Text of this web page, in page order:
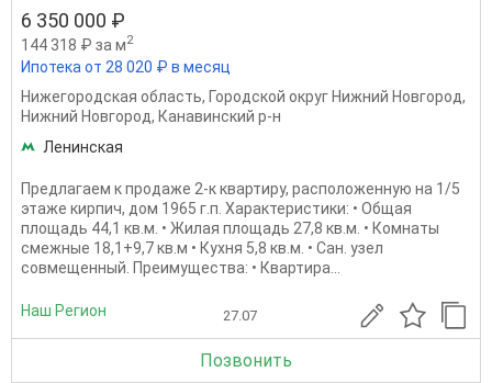
6 350 000 ₽
144 318 ₽ за м2
Ипотека от 28 020 ₽ в месяц
Нижегородская область, Городской округ Нижний Новгород,
Нижний Новгород, Канавинский р-н
Ленинская
Предлагаем к продаже 2-к квартиру, расположенную на 1/5
этаже кирпич, дом 1965 г.п. Характеристики: • Общая
площадь 44,1 кв.м. • Жилая площадь 27,8 кв.м. • Комнаты
смежные 18,1+9,7 кв.м • Кухня 5,8 кв.м. • Сан. узел
совмещенный. Преимущества: • Квартира...
Наш Регион 27.07
Позвонить